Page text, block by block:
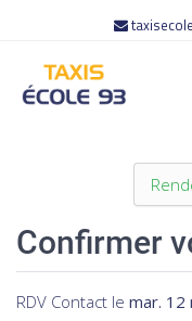
Confirmer
RDV Contact le mar. 12